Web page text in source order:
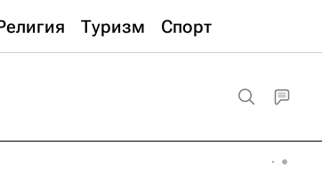
Туризм Спорт